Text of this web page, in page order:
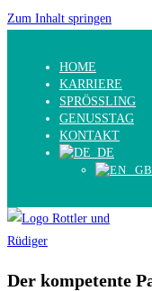
Zum Inhalt springen
HOME
KARRIERE
SPRÖSSLING
GENUSSTAG
KONTAKT
Der kompetente